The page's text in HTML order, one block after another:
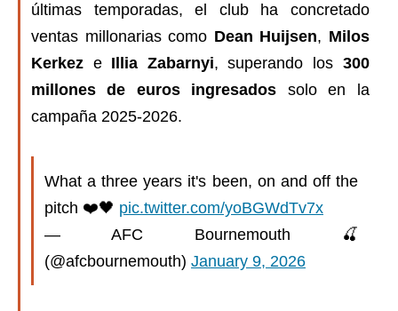
últimas temporadas, el club ha concretado
ventas millonarias como Dean Huijsen, Milos
Kerkez e Illia Zabarnyi, superando los 300
millones de euros ingresados solo en la
campaña 2025-2026.
What a three years it's been, on and off the
pitch ❤️🖤 pic.twitter.com/yoBGWdTv7x
— AFC Bournemouth 🍒
(@afcbournemouth) January 9, 2026